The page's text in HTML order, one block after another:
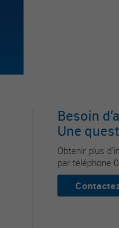
Besoin
Une
Obtenir plus
par téléphone